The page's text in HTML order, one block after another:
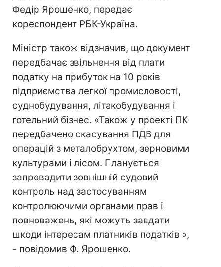
Федір Ярошенко, передає
кореспондент РБК-Україна.
Міністр також відзначив, що документ
передбачає звільнення від плати
податку на прибуток на 10 років
підприємства легкої промисловості,
суднобудування, літакобудування і
готельний бізнес. «Також у проекті ПК
передбачено скасування ПДВ для
операцій з металобрухтом, зерновими
культурами і лісом. Планується
запровадити зовнішній судовий
контроль над застосуванням
контролюючими органами прав і
повноважень, які можуть завдати
шкоди інтересам платників податків »,
- повідомив Ф. Ярошенко.